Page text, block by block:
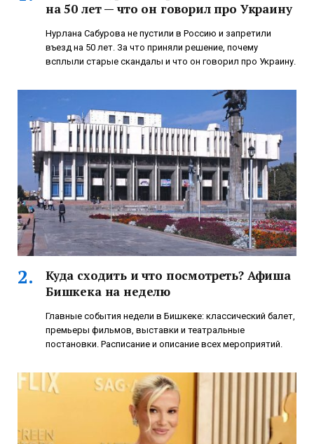
на 50 лет — что он говорил про Украину
Нурлана Сабурова не пустили в Россию и запретили
въезд на 50 лет. За что приняли решение, почему
всплыли старые скандалы и что он говорил про Украину.
Куда сходить и что посмотреть? Афиша
Бишкека на неделю
Главные события недели в Бишкеке: классический балет,
премьеры фильмов, выставки и театральные
постановки. Расписание и описание всех мероприятий.